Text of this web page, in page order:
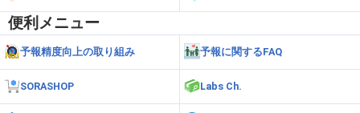
便利メニュー
予報精度向上の取り組み 予報に関するFAQ
SORASHOP Labs Ch.